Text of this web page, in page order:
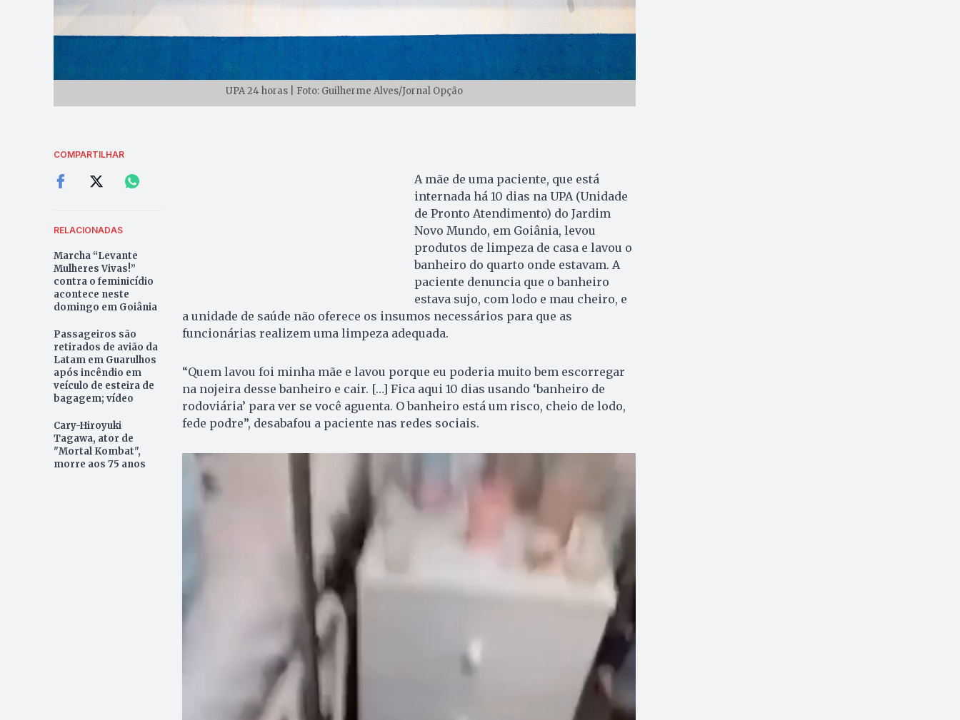
UPA 24 horas | Foto: Guilherme Alves/Jornal Opção
COMPARTILHAR
RELACIONADAS
Marcha “Levante
Mulheres Vivas!”
contra o feminicídio
acontece neste
domingo em Goiânia
Passageiros são
retirados de avião da
Latam em Guarulhos
após incêndio em
veículo de esteira de
bagagem; vídeo
Cary-Hiroyuki
Tagawa, ator de
"Mortal Kombat",
morre aos 75 anos
A mãe de uma paciente, que está
internada há 10 dias na UPA (Unidade
de Pronto Atendimento) do Jardim
Novo Mundo, em Goiânia, levou
produtos de limpeza de casa e lavou o
banheiro do quarto onde estavam. A
paciente denuncia que o banheiro
estava sujo, com lodo e mau cheiro, e
a unidade de saúde não oferece os insumos necessários para que as
funcionárias realizem uma limpeza adequada.
“Quem lavou foi minha mãe e lavou porque eu poderia muito bem escorregar
na nojeira desse banheiro e cair. […] Fica aqui 10 dias usando ‘banheiro de
rodoviária’ para ver se você aguenta. O banheiro está um risco, cheio de lodo,
fede podre”, desabafou a paciente nas redes sociais.